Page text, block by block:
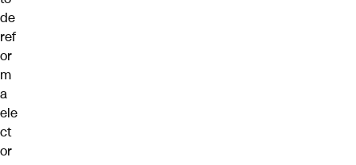
de
ref
or
m
a
ele
ct
or